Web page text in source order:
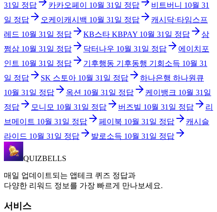
31일 정답 카카오페이 10월 31일 정답 비트버니 10월 31
일 정답 오케이캐시백 10월 31일 정답
캐시닥·타임스프
레드 10월 31일 정답 KB스타 KBPAY 10월 31일 정답
삼
쩜삼 10월 31일 정답 닥터나우 10월 31일 정답
에이치포
인트 10월 31일 정답 기후행동 기후동행 기회소득 10월 31
일 정답 SK 스토아 10월 31일 정답
하나은행 하나원큐
10월 31일 정답 옥션 10월 31일 정답 케이뱅크 10월 31일
정답
모니모 10월 31일 정답 버즈빌 10월 31일 정답
리
브메이트 10월 31일 정답 페이북 10월 31일 정답
캐시슬
라이드 10월 31일 정답 발로소득 10월 31일 정답
QUIZBELLS
매일 업데이트되는 앱테크 퀴즈 정답과
다양한 리워드 정보를 가장 빠르게 만나보세요.
서비스